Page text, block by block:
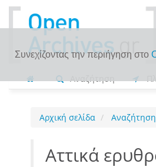
Συνεχίζοντας την περιήγηση στο
Αναζήτηση
Αρχική σελίδα Αναζήτηση
Αττικά